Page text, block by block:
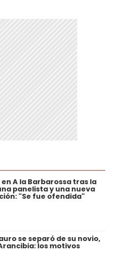
en A la Barbarossa tras la
panelista y una nueva
"Se fue ofendida"
se separó de su novio,
los motivos